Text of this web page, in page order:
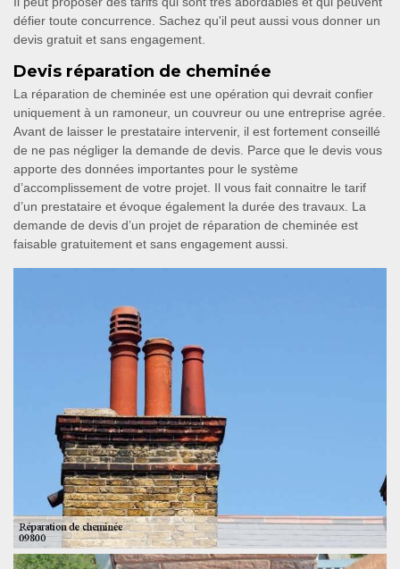
défier toute concurrence. Sachez qu'il peut aussi vous donner un
devis gratuit et sans engagement.
Devis réparation de cheminée
La réparation de cheminée est une opération qui devrait confier
uniquement à un ramoneur, un couvreur ou une entreprise agrée.
Avant de laisser le prestataire intervenir, il est fortement conseillé
de ne pas négliger la demande de devis. Parce que le devis vous
apporte des données importantes pour le système
d’accomplissement de votre projet. Il vous fait connaitre le tarif
d’un prestataire et évoque également la durée des travaux. La
demande de devis d’un projet de réparation de cheminée est
faisable gratuitement et sans engagement aussi.